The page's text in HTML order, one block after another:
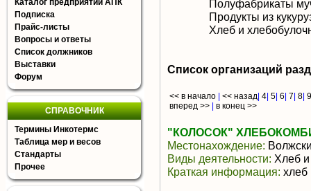
Каталог предприятий АПК
Подписка
Прайс-листы
Вопросы и ответы
Список должников
Выставки
Форум
СПРАВОЧНИК
Термины Инкотермс
Таблица мер и весов
Стандарты
Прочее
Полуфабрикаты
Продукты из
Хлеб и
Список организаций
<< в начало << назад 4 5 6 7 8 9
вперед >>
в конец >>
"КОЛОСОК"
Местонахождение:
Виды деятельности: Хлеб
Краткая информация: хлеб